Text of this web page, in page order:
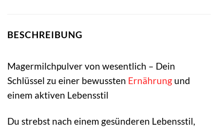
BESCHREIBUNG
Magermilchpulver von wesentlich – Dein
Schlüssel zu einer bewussten Ernährung und
einem aktiven Lebensstil
Du strebst nach einem gesünderen Lebensstil,